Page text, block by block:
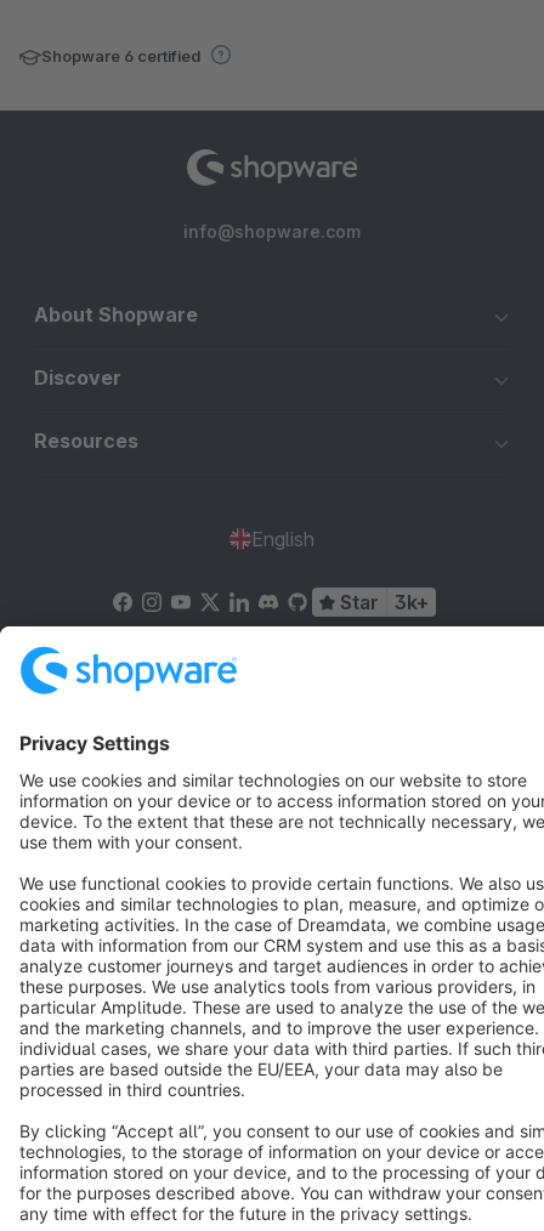
Shopware 6 certified
info@shopware.com
About Shopware
Discover
Resources
English
Star 3k+
Copyright © shopware AG - All rights reserved
Notice: * All prices are quoted net of the statutory value-added tax